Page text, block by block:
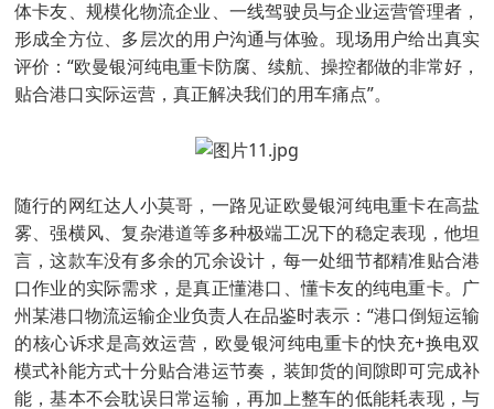
体卡友、规模化物流企业、一线驾驶员与企业运营管理者，
形成全方位、多层次的用户沟通与体验。现场用户给出真实
评价：“欧曼银河纯电重卡防腐、续航、操控都做的非常好，
贴合港口实际运营，真正解决我们的用车痛点”。
随行的网红达人小莫哥，一路见证欧曼银河纯电重卡在高盐
雾、强横风、复杂港道等多种极端工况下的稳定表现，他坦
言，这款车没有多余的冗余设计，每一处细节都精准贴合港
口作业的实际需求，是真正懂港口、懂卡友的纯电重卡。广
州某港口物流运输企业负责人在品鉴时表示：“港口倒短运输
的核心诉求是高效运营，欧曼银河纯电重卡的快充+换电双
模式补能方式十分贴合港运节奏，装卸货的间隙即可完成补
能，基本不会耽误日常运输，再加上整车的低能耗表现，与